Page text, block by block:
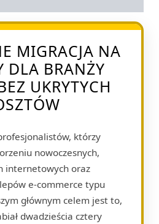
MIGRACJA NA
DLA BRANŻY
UKRYTYCH
którzy
nowoczesnych,
internetowych oraz
e-commerce typu
głównym celem jest to,
dwadzieścia cztery